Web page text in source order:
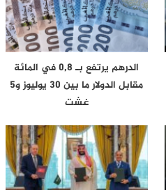
الدرهم يرتفع بـ 0,8 في المائة
مقابل الدولار ما بين 30 يوليوز و5
غشت